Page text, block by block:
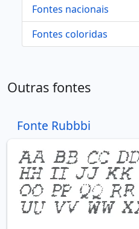
Fontes nacionais
Fontes coloridas
Outras fontes
Fonte Rubbbi